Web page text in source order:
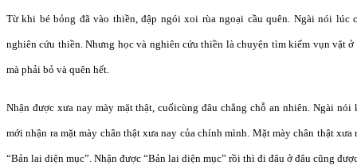
Từ khi bé bỏng đã vào thiền, đập ngói xoi rùa ngoại cầu quên. Ngài nói lúc
nghiên cứu thiền. Nhưng học và nghiên cứu thiền là chuyện tìm kiếm vụn vặt
mà phải bỏ và quên hết.
Nhận được xưa nay mày mặt thật, cuốicùng đâu chẳng chỗ an nhiên. Ngài
mới nhận ra mặt mày chân thật xưa nay của chính mình. Mặt mày chân thật
“Bản lai diện mục”. Nhận được “Bản lai diện mục” rồi thì đi đâu ở đâu cũng